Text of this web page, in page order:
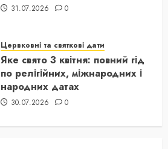
31.07.2026 0
Цервковні та святкові дати
Яке свято 3 квітня: повний гід
по релігійних, міжнародних і
народних датах
30.07.2026 0